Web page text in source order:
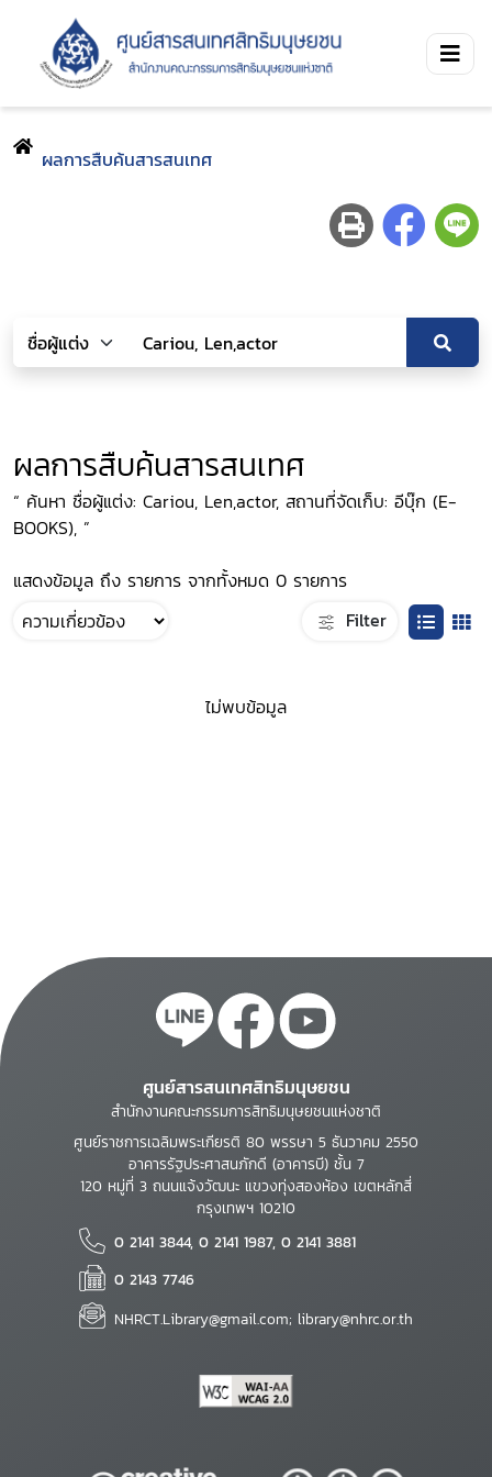
ผลการสืบค้นสารสนเทศ
ผลการสืบค้นสารสนเทศ
“ ค้นหา ชื่อผู้แต่ง: Cariou, Len,actor, สถานที่จัดเก็บ: อีบุ๊ก (E-
BOOKS), ”
แสดงข้อมูล ถึง รายการ จากทั้งหมด 0 รายการ
Filter
ไม่พบข้อมูล
ศูนย์สารสนเทศสิทธิมนุษยชน
สำนักงานคณะกรรมการสิทธิมนุษยชนแห่งชาติ
ศูนย์ราชการเฉลิมพระเกียรติ 80 พรรษา 5 ธันวาคม 2550
อาคารรัฐประศาสนภักดี (อาคารบี) ชั้น 7
120 หมู่ที่ 3 ถนนแจ้งวัฒนะ แขวงทุ่งสองห้อง เขตหลักสี่
กรุงเทพฯ 10210
0 2141 3844, 0 2141 1987, 0 2141 3881
0 2143 7746
NHRCT.Library@gmail.com; library@nhrc.or.th